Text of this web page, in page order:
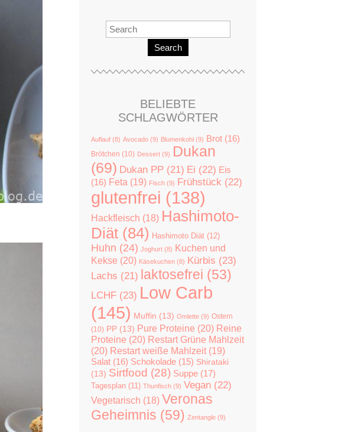
Search
BELIEBTE
SCHLAGWÖRTER
Auflauf (8) Avocado (9) Blumenkohl (9) Brot (16)
Brötchen (10) Dessert (9) Dukan
(69) Dukan PP (21) Ei (22) Eis
(16) Feta (19) Fisch (9) Frühstück (22)
glutenfrei (138)
Hackfleisch (18) Hashimoto-
Diät (84) Hashimoto Diät (12)
Huhn (24) Joghurt (8) Kuchen und
Kekse (20) Käsekuchen (8) Kürbis (23)
Lachs (21) laktosefrei (53)
LCHF (23) Low Carb
(145) Muffin (13) Omlette (9) Ostern
(10) PP (13) Pure Proteine (20) Reine
Proteine (20) Restart Grüne Mahlzeit
(20) Restart weiße Mahlzeit (19)
Salat (16) Schokolade (15) Shirataki
(13) Sirtfood (28) Suppe (17)
Tagesplan (11) Thunfisch (9) Vegan (22)
Vegetarisch (18) Veronas
Geheimnis (59) Zentangle (9)